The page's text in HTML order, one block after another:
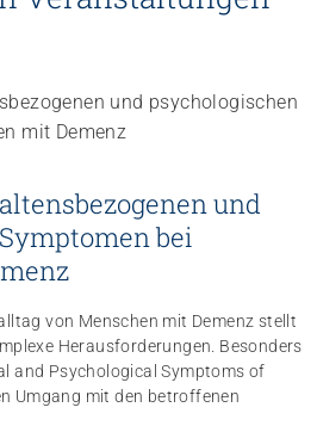
und
bei
von Menschen mit Demenz stellt
Herausforderungen. Besonders
and Psychological Symptoms of
Umgang mit den betroffenen